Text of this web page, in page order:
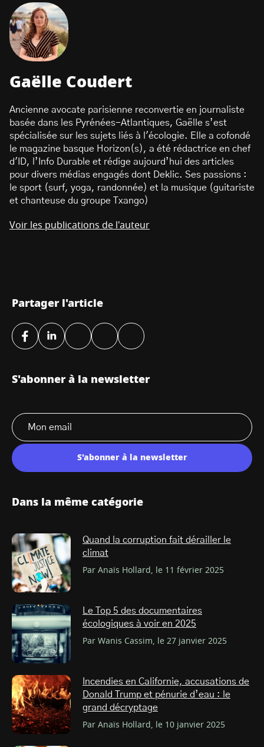
Gaëlle Coudert
Ancienne avocate parisienne reconvertie en journaliste
basée dans les Pyrénées-Atlantiques, Gaëlle s’est
spécialisée sur les sujets liés à l'écologie. Elle a cofondé
le magazine basque Horizon(s), a été rédactrice en chef
d'ID, l’Info Durable et rédige aujourd’hui des articles
pour divers médias engagés dont Deklic. Ses passions :
le sport (surf, yoga, randonnée) et la musique (guitariste
et chanteuse du groupe Txango)
Voir les publications de l'auteur
Partager l'article
S'abonner à la newsletter
S'abonner à la newsletter
Dans la même catégorie
Quand la corruption fait dérailler le
climat
Par Anaïs Hollard, le 11 février 2025
Le Top 5 des documentaires
écologiques à voir en 2025
Par Wanis Cassim, le 27 janvier 2025
Incendies en Californie, accusations de
Donald Trump et pénurie d’eau : le
grand décryptage
Par Anaïs Hollard, le 10 janvier 2025